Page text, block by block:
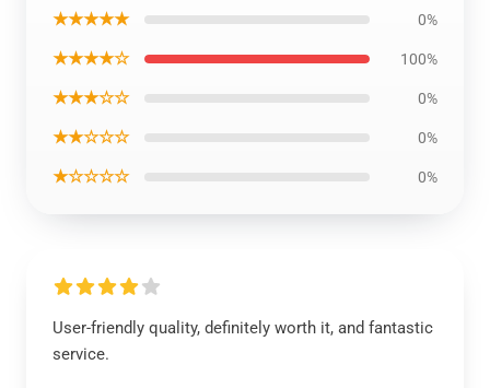
★★★★★ 0%
★★★★☆ 100%
★★★☆☆ 0%
★★☆☆☆ 0%
★☆☆☆☆ 0%
User-friendly quality, definitely worth it, and fantastic
service.